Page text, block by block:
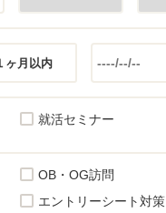
ヶ月以内
就活セミナー
OB・OG訪問
エントリーシート対策